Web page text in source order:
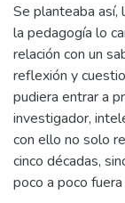
Se planteaba así,
la pedagogía lo
relación con un
reflexión y
pudiera entrar a
investigador,
con ello no solo
cinco décadas,
poco a poco